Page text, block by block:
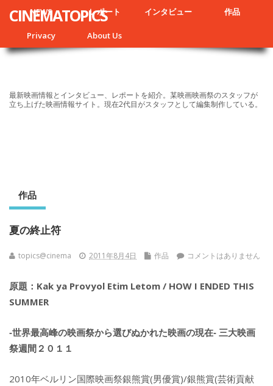
NEWS レポート インタビュー 作品
Privacy About Us
CINEMATOPICS
最新映画情報とインタビュー、レポートを紹介。某映画映画祭のスタッフが
立ち上げた映画情報サイト。現在2代目がスタッフとして編集制作している。
作品
夏の終止符
topics@cinema 2011年8月4日 作品 コメントはありません
原題：Kak ya Provyol Etim Letom / HOW I ENDED THIS
SUMMER
‐世界最高峰の映画祭から選びぬかれた映画の現在‐ 三大映画
祭週間２０１１
2010年ベルリン国際映画祭銀熊賞(男優賞)/銀熊賞(芸術貢献